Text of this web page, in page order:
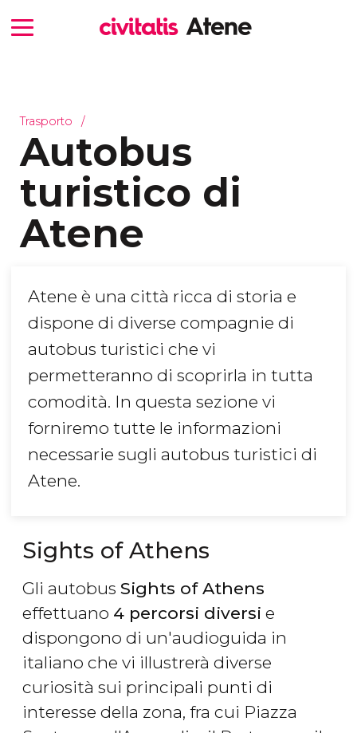
Trasporto
Autobus
turistico di
Atene
Atene è una città ricca di storia e
dispone di diverse compagnie di
autobus turistici che vi
permetteranno di scoprirla in tutta
comodità. In questa sezione vi
forniremo tutte le informazioni
necessarie sugli autobus turistici di
Atene.
Sights of Athens
Gli autobus Sights of Athens
effettuano 4 percorsi diversi e
dispongono di un'audioguida in
italiano che vi illustrerà diverse
curiosità sui principali punti di
interesse della zona, fra cui Piazza